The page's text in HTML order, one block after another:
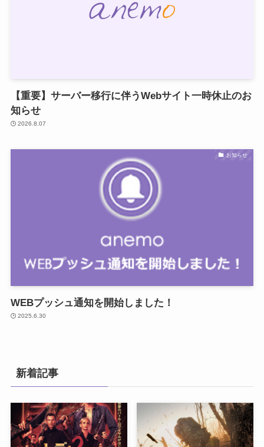
【重要】サーバー移行に伴うWebサイト一時休止のお
知らせ
2026.8.07
お知らせ
WEBプッシュ通知を開始しました！
2025.6.30
新着記事